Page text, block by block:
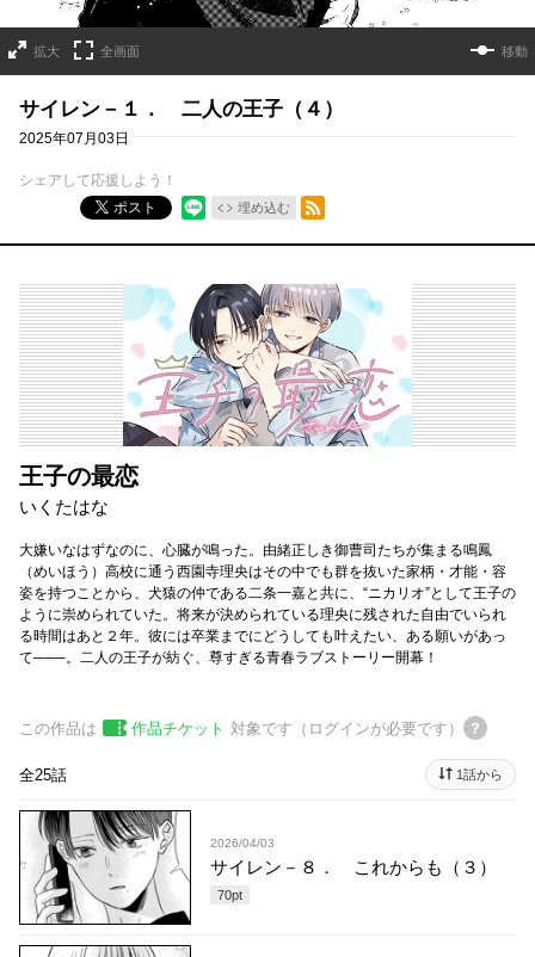
拡大 全画面 移動
サイレン－１． 二人の王子（４）
2025年07月03日
シェアして応援しよう！
ポスト
埋め込む
RSSフィード
王子の最恋
いくたはな
大嫌いなはずなのに、心臓が鳴った。由緒正しき御曹司たちが集まる鳴鳳
（めいほう）高校に通う西園寺理央はその中でも群を抜いた家柄・才能・容
姿を持つことから、犬猿の仲である二条一嘉と共に、“ニカリオ”として王子の
ように崇められていた。将来が決められている理央に残された自由でいられ
る時間はあと２年。彼には卒業までにどうしても叶えたい、ある願いがあっ
て───。二人の王子が紡ぐ、尊すぎる青春ラブストーリー開幕！
この作品は 作品チケット 対象です（ログインが必要です）
全25話 1話から
2026/04/03
サイレン－８． これからも（３）
70pt